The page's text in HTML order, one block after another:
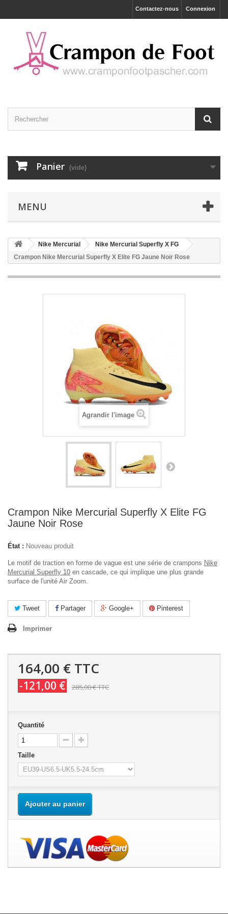
Connexion
Contactez-nous
Panier (vide)
MENU
Nike Mercurial
Nike Mercurial Superfly X FG
Crampon Nike Mercurial Superfly X Elite FG Jaune Noir Rose
Agrandir l'image
Crampon Nike Mercurial Superfly X Elite FG
Jaune Noir Rose
État : Nouveau produit
Le motif de traction en forme de vague est une série de crampons Nike
Mercurial Superfly 10 en cascade, ce qui implique une plus grande
surface de l'unité Air Zoom.
Tweet Partager Google+ Pinterest
Imprimer
164,00 € TTC
-121,00 € 285,00 €TTC
Quantité
Taille
Ajouter au panier